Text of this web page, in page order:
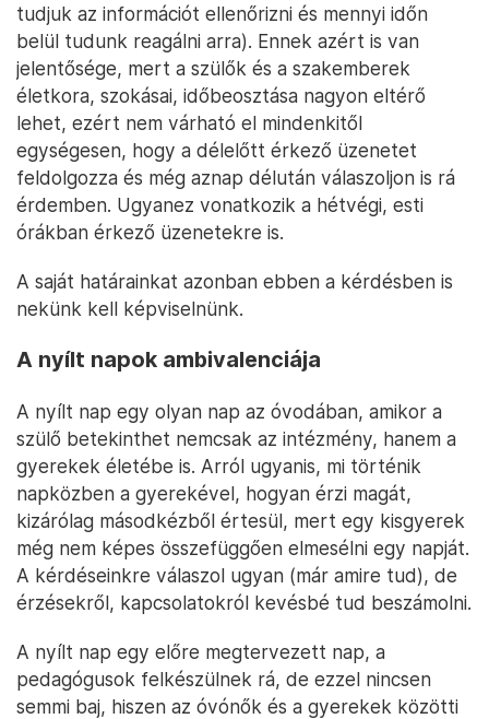
tudjuk az információt ellenőrizni és mennyi időn
belül tudunk reagálni arra). Ennek azért is van
jelentősége, mert a szülők és a szakemberek
életkora, szokásai, időbeosztása nagyon eltérő
lehet, ezért nem várható el mindenkitől
egységesen, hogy a délelőtt érkező üzenetet
feldolgozza és még aznap délután válaszoljon is rá
érdemben. Ugyanez vonatkozik a hétvégi, esti
órákban érkező üzenetekre is.
A saját határainkat azonban ebben a kérdésben is
nekünk kell képviselnünk.
A nyílt napok ambivalenciája
A nyílt nap egy olyan nap az óvodában, amikor a
szülő betekinthet nemcsak az intézmény, hanem a
gyerekek életébe is. Arról ugyanis, mi történik
napközben a gyerekével, hogyan érzi magát,
kizárólag másodkézből értesül, mert egy kisgyerek
még nem képes összefüggően elmesélni egy napját.
A kérdéseinkre válaszol ugyan (már amire tud), de
érzésekről, kapcsolatokról kevésbé tud beszámolni.
A nyílt nap egy előre megtervezett nap, a
pedagógusok felkészülnek rá, de ezzel nincsen
semmi baj, hiszen az óvónők és a gyerekek közötti